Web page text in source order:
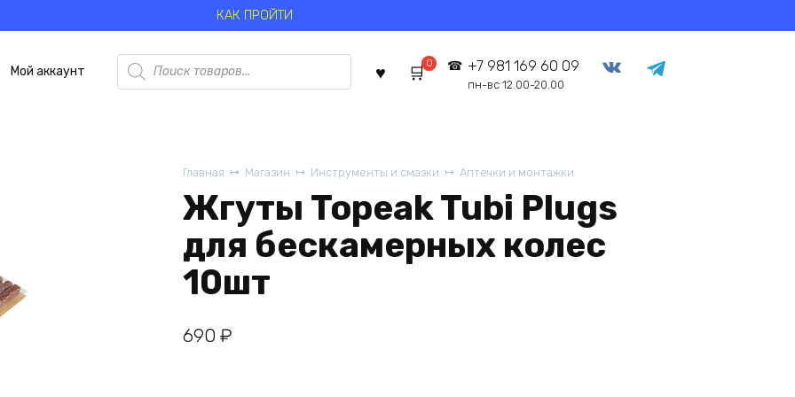
КАК ПРОЙТИ
Мой аккаунт
Поиск
товаров
0 +7 981 169 60 09
пн-вс 12.00-20.00
Главная
Магазин Инструменты и смазки Аптечки и монтажки
Жгуты Topeak Tubi Plugs
для бескамерных колес
10шт
690 ₽